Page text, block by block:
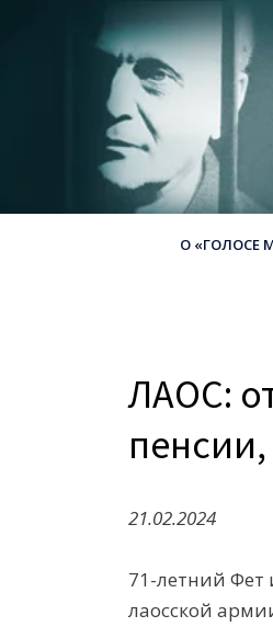
О «ГОЛОСЕ
ЛАОС:
21.02.2024
71-летний Фет
лаосской